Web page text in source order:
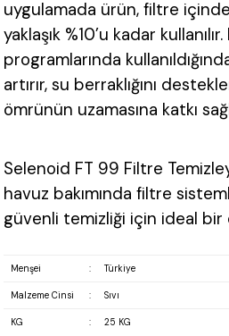
uygulamada ürün, filtre
yaklaşık %10’u kadar
programlarında
artırır, su berraklığını
ömrünün uzamasına katkı
Selenoid FT 99 Filtre
havuz bakımında filtre
güvenli temizliği için ideal bir
Menşei : Türkiye
Malzeme Cinsi : Sıvı
KG : 25 KG